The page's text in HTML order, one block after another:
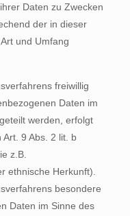
Daten zu Zwecken
der in dieser
und Umfang
freiwillig
Daten im
werden, erfolgt
9 Abs. 2 lit. b
z.B.
ethnische Herkunft).
besondere
Daten im Sinne des